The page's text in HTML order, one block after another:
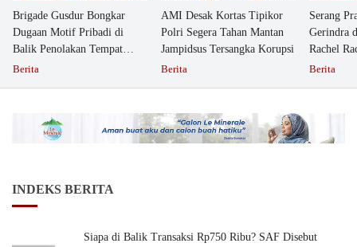
Brigade Gusdur Bongkar
Dugaan Motif Pribadi di
Balik Penolakan Tempat
Ibadah GKJW Bangil
Berita
AMI Desak Kortas Tipikor
Polri Segera Tahan Mantan
Jampidsus Tersangka Korupsi
Berita
Serang
Gerindra
Rachel
Berita
INDEKS BERITA
Siapa di Balik Transaksi Rp750 Ribu? SAF Disebut